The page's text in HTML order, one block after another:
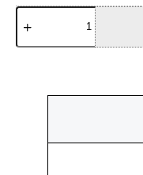
quantité
de